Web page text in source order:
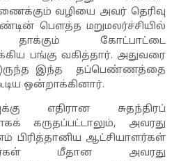
வழியை அவர் தெரிவு
பௌத்த மறுமலர்ச்சியில்
தாக்கும் கோட்பாட்டை
பங்கு வகித்தார். அதுவரை
இருந்த இந்த தப்பெண்ணத்தை
ஒன்றாக்கினார்.
எதிரான சுதந்திரப்
கருதப்பட்டாலும்,அவரது
பிரித்தானிய ஆட்சியாளர்கள்
மீதான அவரது